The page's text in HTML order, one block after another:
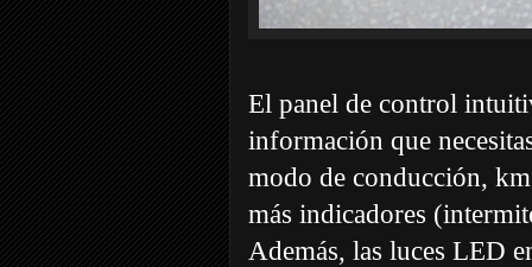
El panel de control
información que
modo de conducción,
más indicadores
Además, las luces LED